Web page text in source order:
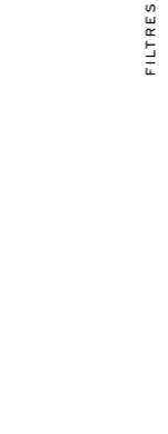
FILTRES